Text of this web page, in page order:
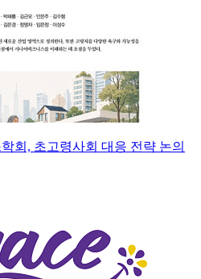
회, 초고령사회 대응 전략 논의